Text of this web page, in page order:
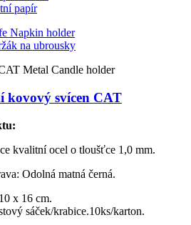
papír
na ubrousky
kovový svícen CAT
:
kvalitní ocel o tloušťce 1,0 mm.
Odolná matná černá.
x 16 cm.
sáček/krabice.10ks/karton.